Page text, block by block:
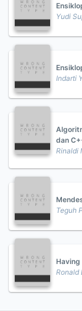
Yudi
Indarti
dan
Rinaldi
Teguh
Ronald